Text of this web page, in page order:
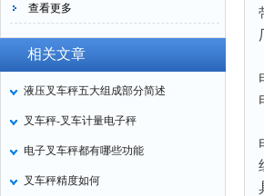
查看更多
相关文章
液压叉车秤五大组成部分简述
叉车秤-叉车计量电子秤
电子叉车秤都有哪些功能
叉车秤精度如何